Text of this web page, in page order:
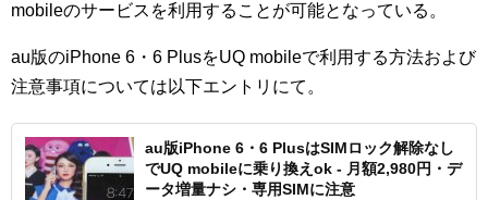
mobileのサービスを利用することが可能となっている。
au版のiPhone 6・6 PlusをUQ mobileで利用する方法および
注意事項については以下エントリにて。
au版iPhone 6・6 PlusはSIMロック解除なし
でUQ mobileに乗り換えok - 月額2,980円・デ
ータ増量ナシ・専用SIMに注意